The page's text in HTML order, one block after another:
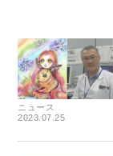
ニュース
2023.07.25